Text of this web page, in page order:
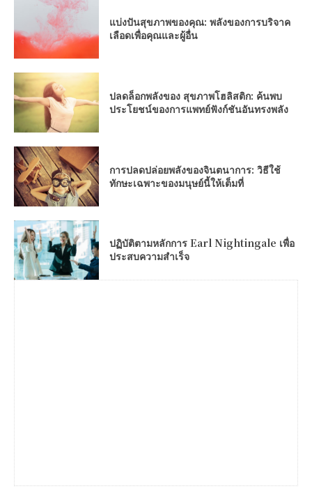
แบ่งปันสุขภาพของคุณ: พลังของการบริจาค
เลือดเพื่อคุณและผู้อื่น
ปลดล็อกพลังของ สุขภาพโฮลิสติก: ค้นพบ
ประโยชน์ของการแพทย์ฟังก์ชันอันทรงพลัง
การปลดปล่อยพลังของจินตนาการ: วิธีใช้
ทักษะเฉพาะของมนุษย์นี้ให้เต็มที่
ปฏิบัติตามหลักการ Earl Nightingale เพื่อ
ประสบความสำเร็จ